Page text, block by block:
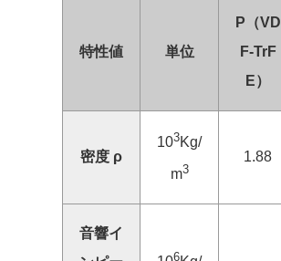
特性値 単位
P（VD
F-TrF
E）
密度 ρ
103Kg/
m3
1.88
音響イ
6